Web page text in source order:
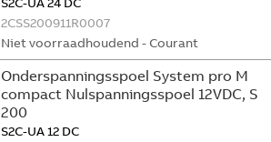
2CSS200911R0007
Niet voorraadhoudend - Courant
Onderspanningsspoel System pro M
compact Nulspanningsspoel 12VDC, S
200
S2C-UA 12 DC